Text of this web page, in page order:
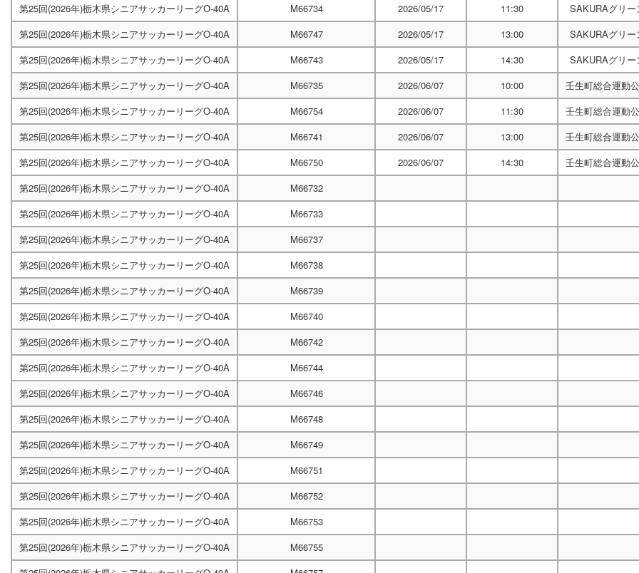
第25回(2026年)栃木県シニアサッカーリーグO-40A
M66734 2026/05/17 11:30 SAKURAグリー
第25回(2026年)栃木県シニアサッカーリーグO-40A
M66747 2026/05/17 13:00 SAKURAグリー
第25回(2026年)栃木県シニアサッカーリーグO-40A
M66743 2026/05/17 14:30 SAKURAグリー
第25回(2026年)栃木県シニアサッカーリーグO-40A
M66735 2026/06/07 10:00 壬生町総合運動
第25回(2026年)栃木県シニアサッカーリーグO-40A
M66754 2026/06/07 11:30 壬生町総合運動
第25回(2026年)栃木県シニアサッカーリーグO-40A
M66741 2026/06/07 13:00 壬生町総合運動
第25回(2026年)栃木県シニアサッカーリーグO-40A
M66750 2026/06/07 14:30 壬生町総合運動
第25回(2026年)栃木県シニアサッカーリーグO-40A
M66732
第25回(2026年)栃木県シニアサッカーリーグO-40A
M66733
第25回(2026年)栃木県シニアサッカーリーグO-40A
M66737
第25回(2026年)栃木県シニアサッカーリーグO-40A
M66738
第25回(2026年)栃木県シニアサッカーリーグO-40A
M66739
第25回(2026年)栃木県シニアサッカーリーグO-40A
M66740
第25回(2026年)栃木県シニアサッカーリーグO-40A
M66742
第25回(2026年)栃木県シニアサッカーリーグO-40A
M66744
第25回(2026年)栃木県シニアサッカーリーグO-40A
M66746
第25回(2026年)栃木県シニアサッカーリーグO-40A
M66748
第25回(2026年)栃木県シニアサッカーリーグO-40A
M66749
第25回(2026年)栃木県シニアサッカーリーグO-40A
M66751
第25回(2026年)栃木県シニアサッカーリーグO-40A
M66752
第25回(2026年)栃木県シニアサッカーリーグO-40A
M66753
第25回(2026年)栃木県シニアサッカーリーグO-40A
M66755